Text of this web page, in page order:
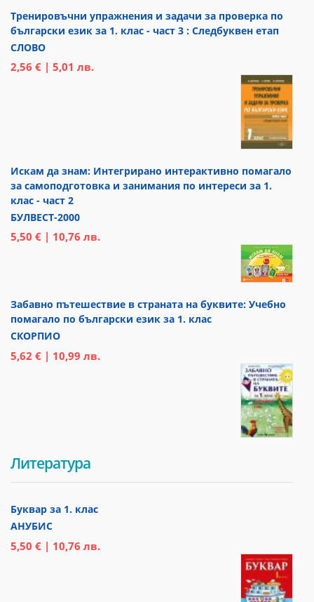
Тренировъчни упражнения и задачи за проверка по
български език за 1. клас - част 3 : Следбуквен етап
СЛОВО
2,56 € | 5,01 лв.
Искам да знам: Интегрирано интерактивно помагало
за самоподготовка и занимания по интереси за 1.
клас - част 2
БУЛВЕСТ-2000
5,50 € | 10,76 лв.
Забавно пътешествие в страната на буквите: Учебно
помагало по български език за 1. клас
СКОРПИО
5,62 € | 10,99 лв.
Литература
Буквар за 1. клас
АНУБИС
5,50 € | 10,76 лв.